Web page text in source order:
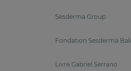
Sesderma Group
Fondation Sesderma Bali
Livre Gabriel Serrano